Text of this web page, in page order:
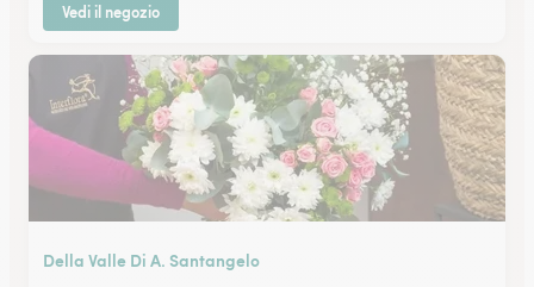
Vedi il negozio
Della Valle Di A. Santangelo